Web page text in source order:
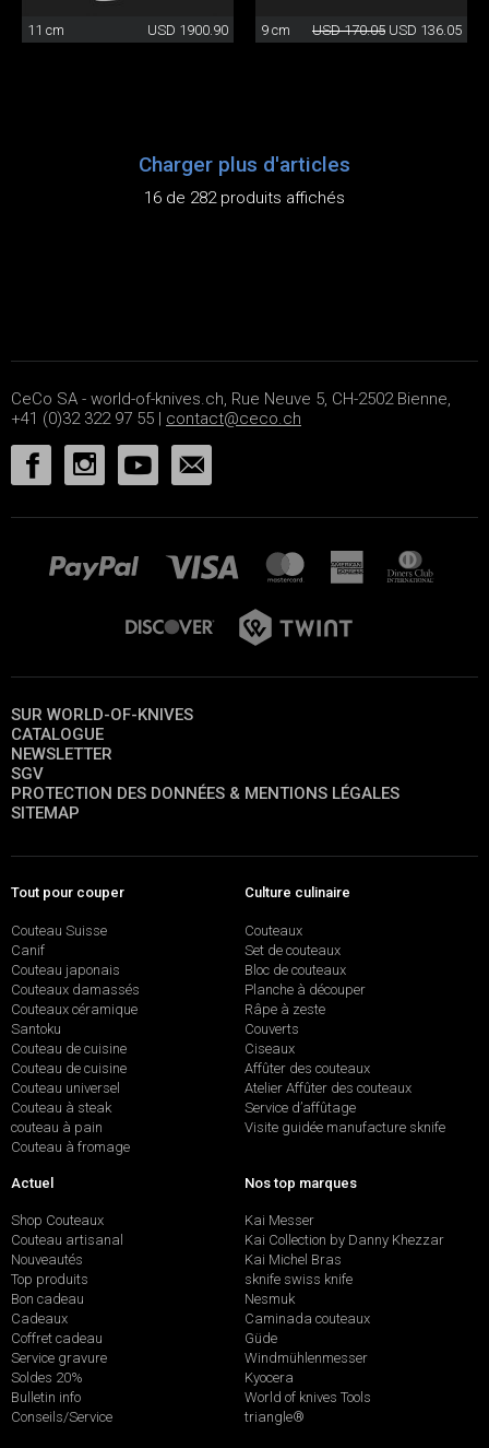
11 cm USD 1900.90 9 cm USD 170.05 USD 136.05
Charger plus d'articles
16 de 282 produits affichés
CeCo SA - world-of-knives.ch, Rue Neuve 5, CH-2502 Bienne,
+41 (0)32 322 97 55 | contact@ceco.ch
SUR WORLD-OF-KNIVES
CATALOGUE
NEWSLETTER
SGV
PROTECTION DES DONNÉES & MENTIONS LÉGALES
SITEMAP
Tout pour couper
Couteau Suisse
Canif
Couteau japonais
Couteaux damassés
Couteaux céramique
Santoku
Couteau de cuisine
Couteau de cuisine
Couteau universel
Couteau à steak
couteau à pain
Couteau à fromage
Culture culinaire
Couteaux
Set de couteaux
Bloc de couteaux
Planche à découper
Râpe à zeste
Couverts
Ciseaux
Affûter des couteaux
Atelier Affûter des couteaux
Service d’affûtage
Visite guidée manufacture sknife
Actuel
Shop Couteaux
Couteau artisanal
Nouveautés
Top produits
Bon cadeau
Cadeaux
Coffret cadeau
Service gravure
Soldes 20%
Bulletin info
Conseils/Service
Nos top marques
Kai Messer
Kai Collection by Danny Khezzar
Kai Michel Bras
sknife swiss knife
Nesmuk
Caminada couteaux
Güde
Windmühlenmesser
Kyocera
World of knives Tools
triangle®